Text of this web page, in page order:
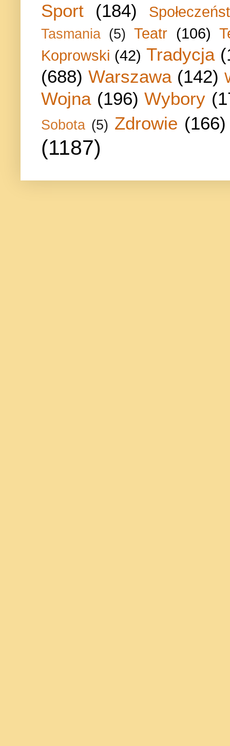
Sport (184)
Tasmania (5) Teatr (106)
Koprowski (42) Tradycja
(688) Warszawa (142)
Wojna (196) Wybory
Sobota (5) Zdrowie (166)
(1187)